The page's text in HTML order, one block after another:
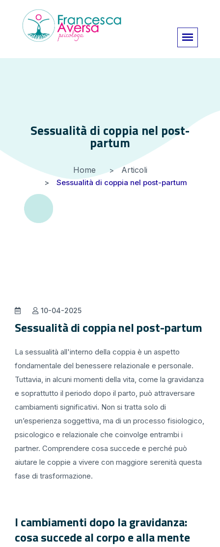
Sessualità di coppia nel post-
partum
Home Articoli
Sessualità di coppia nel post-partum
10-04-2025
Sessualità di coppia nel post-partum
La sessualità all'interno della coppia è un aspetto
fondamentale del benessere relazionale e personale.
Tuttavia, in alcuni momenti della vita, come la gravidanza
e soprattutto il periodo dopo il parto, può attraversare
cambiamenti significativi. Non si tratta solo di
un’esperienza soggettiva, ma di un processo fisiologico,
psicologico e relazionale che coinvolge entrambi i
partner. Comprendere cosa succede e perché può
aiutare le coppie a vivere con maggiore serenità questa
fase di trasformazione.
I cambiamenti dopo la gravidanza:
cosa succede al corpo e alla mente